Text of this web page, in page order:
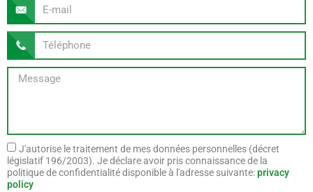
J'autorise le traitement de mes données personnelles (décret
législatif 196/2003). Je déclare avoir pris connaissance de la
politique de confidentialité disponible à l'adresse suivante:privacy
policy